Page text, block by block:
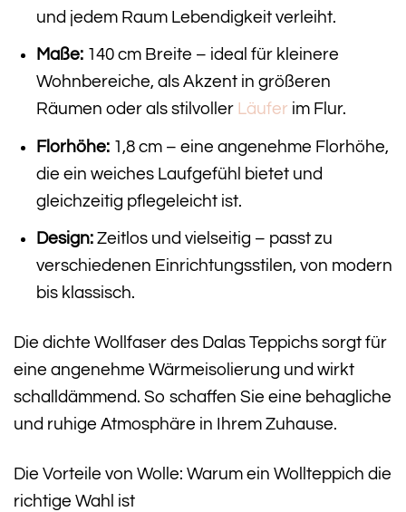
und jedem Raum Lebendigkeit verleiht.
Maße:140 cm Breite – ideal für kleinere
Wohnbereiche, als Akzent in größeren
Räumen oder als stilvoller Läufer im Flur.
Florhöhe:1,8 cm – eine angenehme Florhöhe,
die ein weiches Laufgefühl bietet und
gleichzeitig pflegeleicht ist.
Design:Zeitlos und vielseitig – passt zu
verschiedenen Einrichtungsstilen, von modern
bis klassisch.
Die dichte Wollfaser des Dalas Teppichs sorgt für
eine angenehme Wärmeisolierung und wirkt
schalldämmend. So schaffen Sie eine behagliche
und ruhige Atmosphäre in Ihrem Zuhause.
Die Vorteile von Wolle: Warum ein Wollteppich die
richtige Wahl ist